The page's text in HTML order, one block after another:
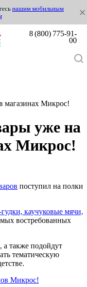
нашим мобильным
8 (800) 775-91-
00
магазинах Микрос!
уже на
Микрос!
поступил на полки
каучуковые мячи,
востребованных
а также подойдут
тематическую
Микрос!